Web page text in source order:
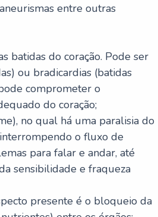
entre outras
batidas do coração. Pode ser
ou bradicardias (batidas
comprometer o
do coração;
no qual há uma paralisia do
o fluxo de
para falar e andar, até
sensibilidade e fraqueza
presente é o bloqueio da